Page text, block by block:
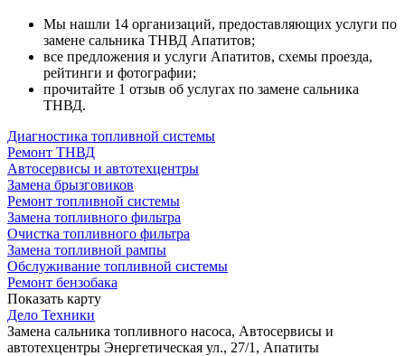
Мы нашли 14 организаций, предоставляющих услуги по
замене сальника ТНВД Апатитов;
все предложения и услуги Апатитов, схемы проезда,
рейтинги и фотографии;
прочитайте 1 отзыв об услугах по замене сальника
ТНВД.
Диагностика топливной системы
Ремонт ТНВД
Автосервисы и автотехцентры
Замена брызговиков
Ремонт топливной системы
Замена топливного фильтра
Очистка топливного фильтра
Замена топливной рампы
Обслуживание топливной системы
Ремонт бензобака
Показать карту
Дело Техники
Замена сальника топливного насоса, Автосервисы и
автотехцентры Энергетическая ул., 27/1, Апатиты